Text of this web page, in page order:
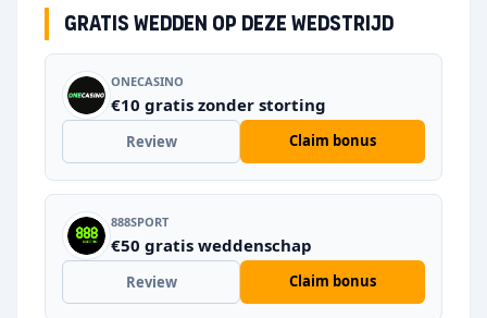
Gratis wedden op deze wedstrijd
ONECASINO
€10 gratis zonder storting
Review Claim bonus
888SPORT
€50 gratis weddenschap
Review Claim bonus